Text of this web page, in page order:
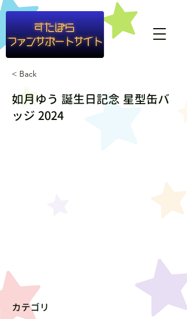
#container1{ background-color: rgba(255,255,255,0.8) }
< Back
如月ゆう 誕生日記念 星型缶バ
ッジ 2024
カテゴリ